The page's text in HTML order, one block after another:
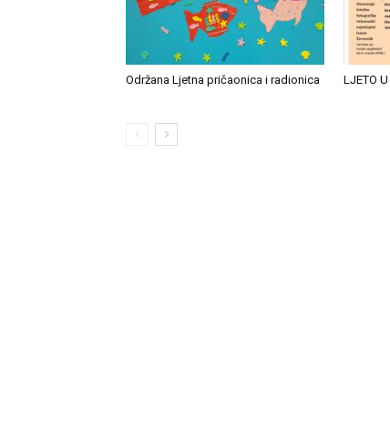
Održana Ljetna pričaonica i radionica LJETO